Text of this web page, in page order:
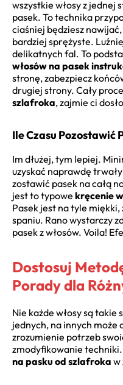
wszystkie włosy z jednej
pasek. To technika
ciaśniej będziesz
bardziej sprężyste.
delikatnych fal. To
włosów na pasek
stronę, zabezpiecz
drugiej strony. Cały
szlafroka, zajmie ci
Ile Czasu Pozostawić
Im dłużej, tym lepiej.
uzyskać naprawdę
zostawić pasek na całą
jest to typowe kręcenie
Pasek jest na tyle
spaniu. Rano wystarczy
pasek z włosów. Voila!
Dostosuj
Porady dla
Nie każde włosy są takie
jednych, na innych może
zrozumienie potrzeb
zmodyfikowanie
na pasku od szlafroka w